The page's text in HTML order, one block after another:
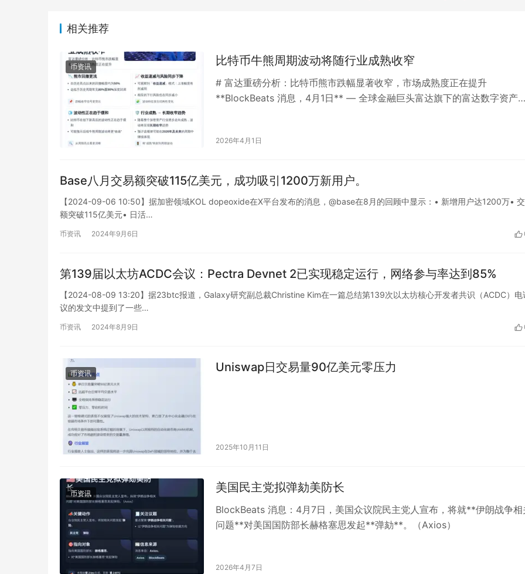
相关推荐
币资讯 比特币牛熊周期波动将随行业成熟收窄
# 富达重磅分析：比特币熊市跌幅显著收窄，市场成熟度正在提升
**BlockBeats 消息，4月1日** — 全球金融巨头富达旗下的富达数字资产
2026年4月1日
Base八月交易额突破115亿美元，成功吸引1200万新用户。
【2024-09-06 10:50】据加密领域KOL dopeoxide在X平台发布的消息，@base在8月的回顾中显示：• 新增用户达1200万•
额突破115亿美元• 日活…
币资讯 2024年9月6日
第139届以太坊ACDC会议：Pectra Devnet 2已实现稳定运行，网络参与率达到85%
【2024-08-09 13:20】据23btc报道，Galaxy研究副总裁Christine Kim在一篇总结第139次以太坊核心开发者共识（ACDC）电
议的发文中提到了一些…
币资讯 2024年8月9日
币资讯 Uniswap日交易量90亿美元零压力
2025年10月11日
币资讯 美国民主党拟弹劾美防长
BlockBeats 消息：4月7日，美国众议院民主党人宣布，将就**伊朗战争相
问题**对美国国防部长赫格塞思发起**弹劾**。（Axios）
2026年4月7日